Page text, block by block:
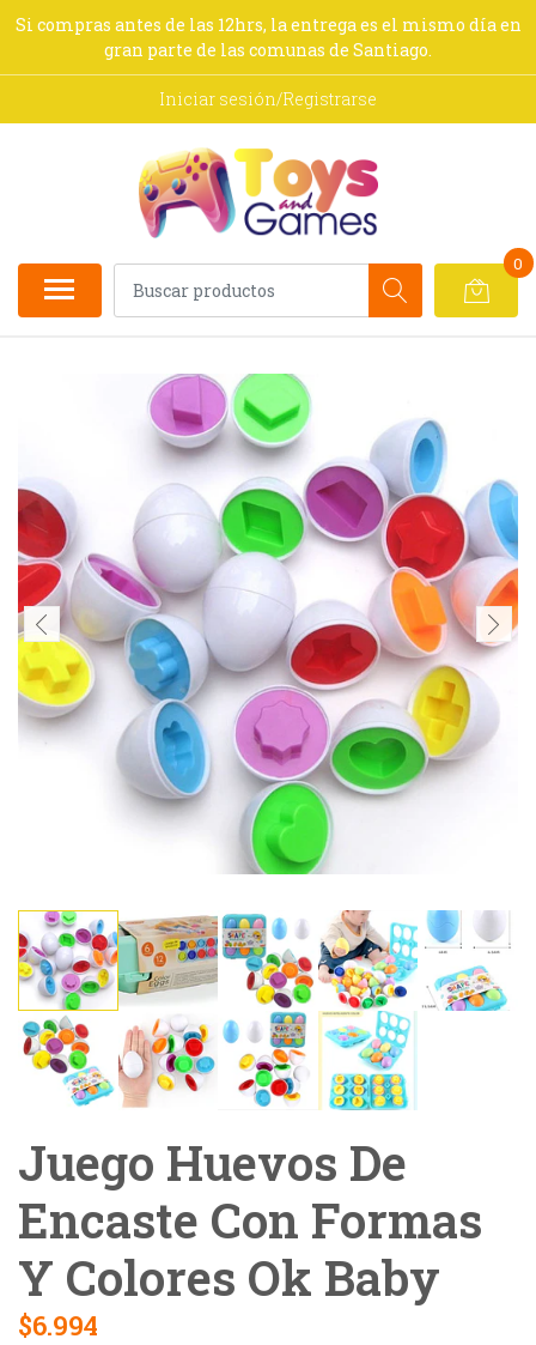
Si compras antes de las 12hrs, la entrega es el mismo día en
gran parte de las comunas de Santiago.
Iniciar sesión/Registrarse
0
Juego Huevos De
Encaste Con Formas
Y Colores Ok Baby
$6.994